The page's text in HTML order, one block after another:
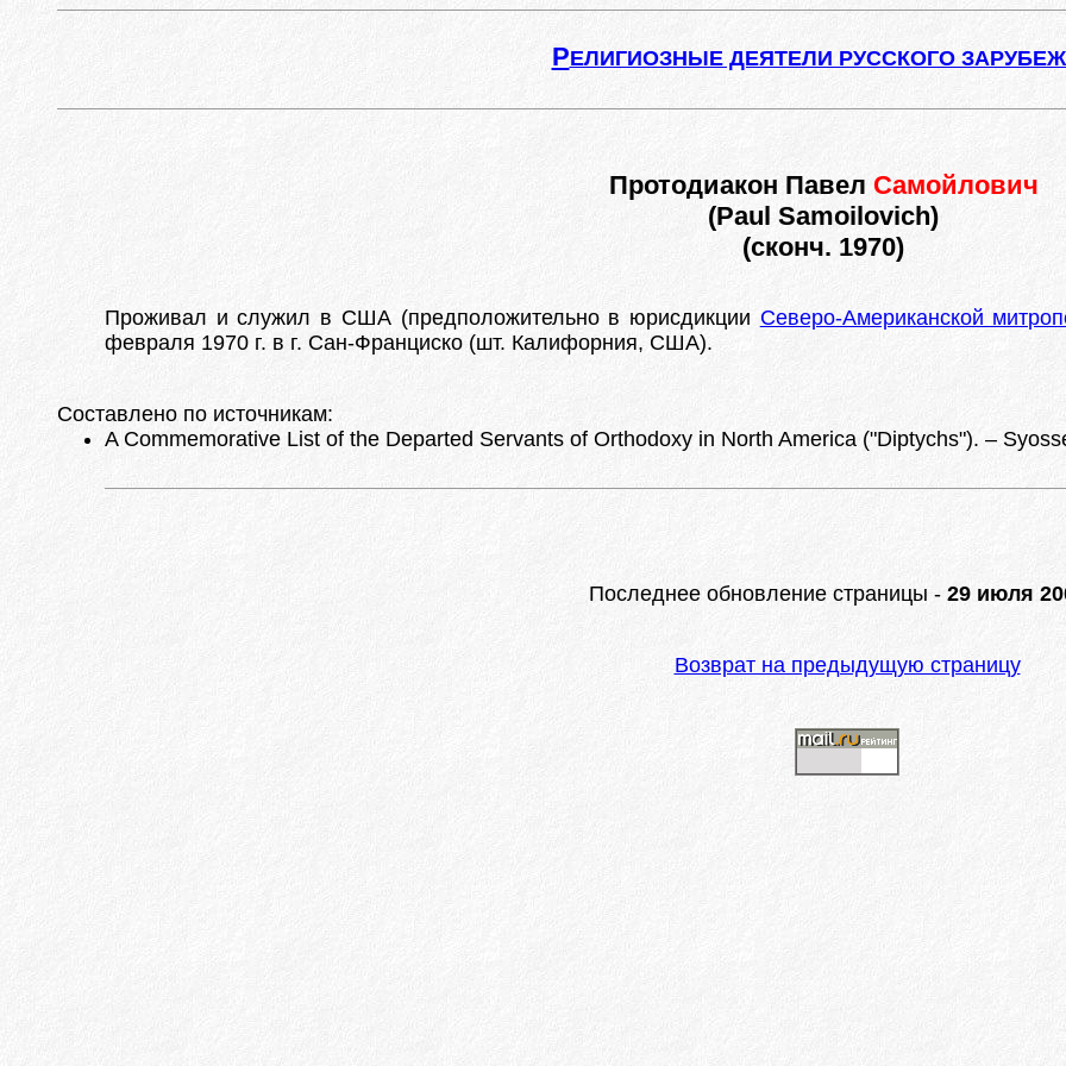
РЕЛИГИОЗНЫЕ ДЕЯТЕЛИ РУССКОГО
Протодиакон Павел Самойлович
(Paul Samoilovich)
(сконч. 1970)
Проживал и служил в США (предположительно в юрисдикции Северо-Американской
февраля 1970 г. в г. Сан-Франциско (шт. Калифорния, США).
Составлено по источникам:
A Commemorative List of the Departed Servants of Orthodoxy in North America ("Diptychs"). –
Последнее обновление страницы - 29 июля
Возврат на предыдущую страницу